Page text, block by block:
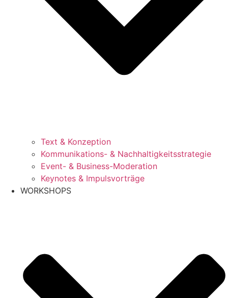
Text & Konzeption
Kommunikations- & Nachhaltigkeitsstrategie
Event- & Business-Moderation
Keynotes & Impulsvorträge
WORKSHOPS